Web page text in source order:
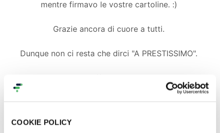
COOKIE POLICY
mentre firmavo le vostre cartoline. :)
Grazie ancora di cuore a tutti.
Dunque non ci resta che dirci "A PRESTISSIMO".